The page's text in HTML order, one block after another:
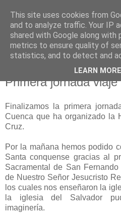
Hermandad
Santísima
Primera jornada
Finalizamos la primera
Cuenca que ha organizado la
Cruz.
Por la mañana hemos podido
Santa conquense gracias al
Sacramental de San
de Nuestro Señor Jesucristo
los cuales nos enseñaron la
la iglesia del Salvador
imaginería.
This site uses cookies from
and to analyze traffic. Your IP
shared with Google along with
metrics to ensure quality of
statistics, and to detect and
LEARN MORE